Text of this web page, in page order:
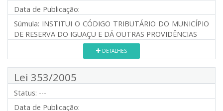
Data de Publicação:
Súmula: INSTITUI O CÓDIGO TRIBUTÁRIO DO MUNICÍPIO
DE RESERVA DO IGUAÇU E DÁ OUTRAS PROVIDÊNCIAS
DETALHES
Lei 353/2005
Status: ---
Data de Publicação: